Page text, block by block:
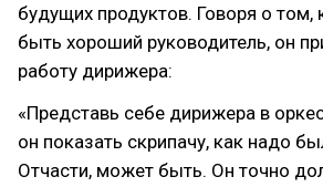
будущих продуктов. Говоря о
быть хороший руководитель, он
работу дирижера:
«Представь себе дирижера в
он показать скрипачу, как надо
Отчасти, может быть. Он точно